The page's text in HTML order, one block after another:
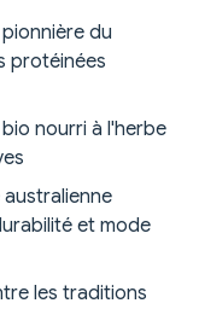
du
protéinées
nourri à l'herbe
et mode
les traditions